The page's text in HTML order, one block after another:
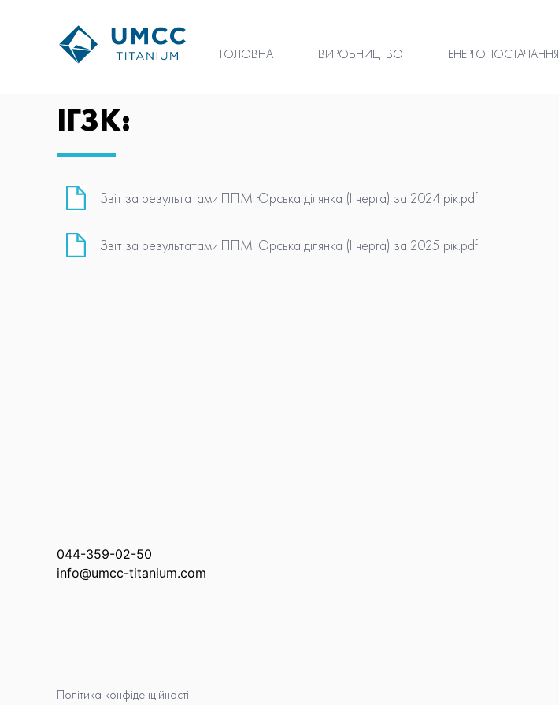
ГОЛОВНА ВИРОБНИЦТВО ЕНЕРГОПОСТАЧАННЯ
ІГЗК:
Звіт за результатами ППМ Юрська ділянка (І черга) за 2024 рік.pdf
Звіт за результатами ППМ Юрська ділянка (І черга) за 2025 рік.pdf
044-359-02-50
info@umcc-titanium.com
Політика конфіденційності